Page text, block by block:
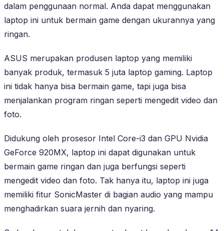
dalam penggunaan normal. Anda dapat menggunakan
laptop ini untuk bermain game dengan ukurannya yang
ringan.
ASUS merupakan produsen laptop yang memiliki
banyak produk, termasuk 5 juta laptop gaming. Laptop
ini tidak hanya bisa bermain game, tapi juga bisa
menjalankan program ringan seperti mengedit video dan
foto.
Didukung oleh prosesor Intel Core-i3 dan GPU Nvidia
GeForce 920MX, laptop ini dapat digunakan untuk
bermain game ringan dan juga berfungsi seperti
mengedit video dan foto. Tak hanya itu, laptop ini juga
memiliki fitur SonicMaster di bagian audio yang mampu
menghadirkan suara jernih dan nyaring.